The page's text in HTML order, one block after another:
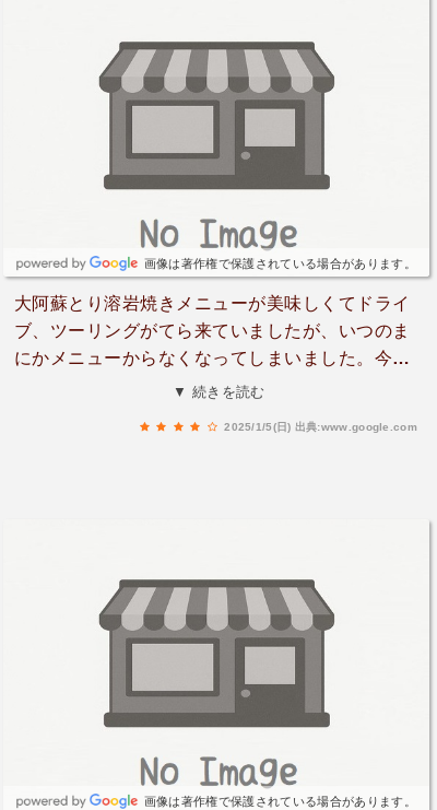
画像は著作権で保護されている場合があります。
大阿蘇とり溶岩焼きメニューが美味しくてドライ
ブ、ツーリングがてら来ていましたが、いつのま
にかメニューからなくなってしまいました。今回
は、種鶏もも炭焼きセットを注文。柚子胡椒をつ
▼ 続きを読む
2025/1/5(日) 出典:www.google.com
画像は著作権で保護されている場合があります。